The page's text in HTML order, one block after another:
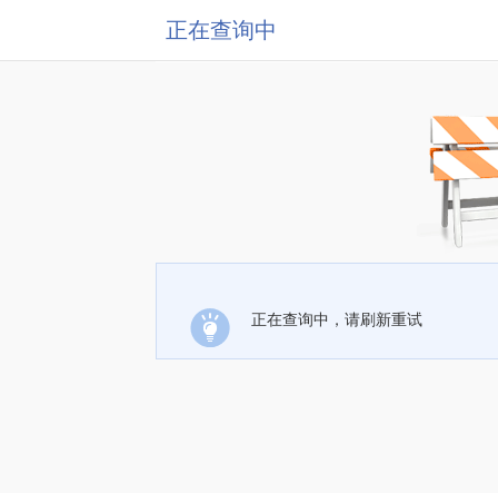
正在查询中
正在查询中，请刷新重试